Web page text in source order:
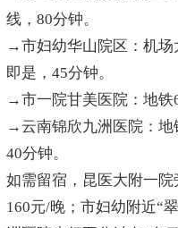
线，80分钟。
→市妇幼华山院区：机场
即是，45分钟。
→市一院甘美医院：地铁
→云南锦欣九洲医院：地
40分钟。
如需留宿，昆医大附一院
160元/晚；市妇幼附近“